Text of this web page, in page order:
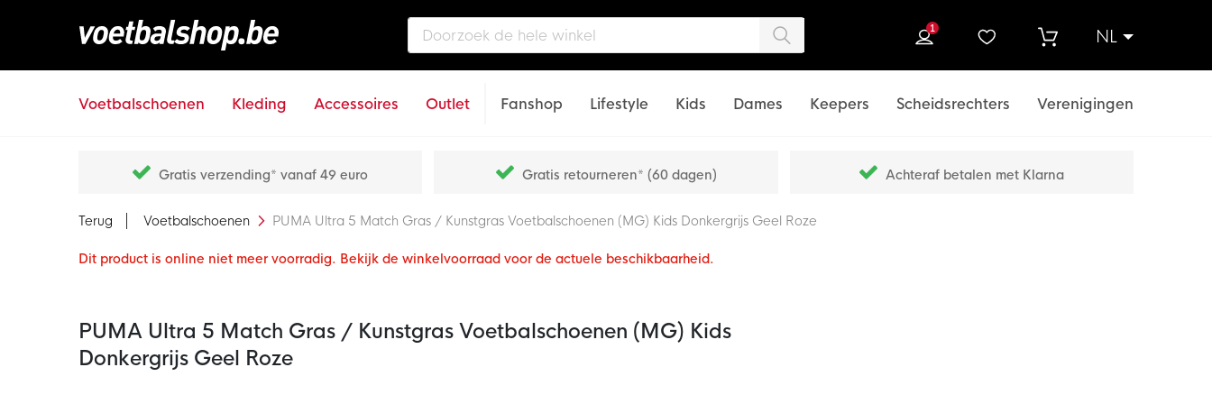
NL
1
Voetbalschoenen Kleding Accessoires Outlet Fanshop Lifestyle Kids Dames Keepers Scheidsrechters Verenigingen
Gratis verzending* vanaf 49 euro Gratis retourneren* (60 dagen) Achteraf betalen met Klarna
Terug Voetbalschoenen PUMA Ultra 5 Match Gras / Kunstgras Voetbalschoenen (MG) Kids Donkergrijs Geel Roze
Dit product is online niet meer voorradig. Bekijk de winkelvoorraad voor de actuele beschikbaarheid.
PUMA Ultra 5 Match Gras / Kunstgras Voetbalschoenen (MG) Kids
Donkergrijs Geel Roze